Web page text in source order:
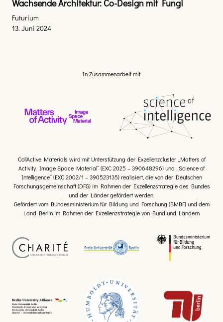
Wachsende Architektur: Co-Design mit Fungi
Futurium
13. Juni 2024
In Zusammenarbeit mit
CollActive Materials wird mit Unterstützung der Exzellenzcluster „Matters of
Activity. Image Space Material“ (EXC 2025 – 390648296) und „Science of
Intelligence“ (EXC 2002/1 – 390523135) realisiert, die von der Deutschen
Forschungsgemeinschaft (DFG) im Rahmen der Exzellenzstrategie des Bundes
und der Länder gefördert werden.
Gefördert vom Bundesministerium für Bildung und Forschung (BMBF) und dem
Land Berlin im Rahmen der Exzellenzstrategie von Bund und Ländern